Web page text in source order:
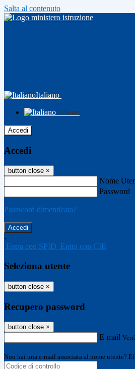
Salta al contenuto
Italiano
Italiano
Accedi
Accedi
button close ×
Nome
Password
Password dimenticata?
-
Entra con SPID Entra con CIE
Seleziona utente
button close ×
Recupero password
button close ×
E-mail
Non hai una e-mail associata al nome utente?